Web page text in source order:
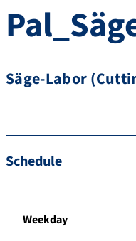
Säge-Labor
Schedule
Weekday